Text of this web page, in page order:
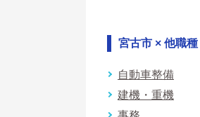
宮古市 × 他職種
自動車整備
建機・重機